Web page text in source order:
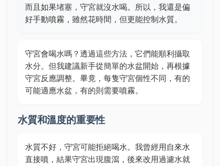
而且如果堵塞，守宮就沒水喝。所以，我還是偏
好手動噴霧，雖然花時間，但更能控制水質。
守宮會喝水嗎？透過這些方法，它們能順利攝取
水分。但我建議新手從簡單的水盆開始，再根據
守宮反應調整。畢竟，每隻守宮個性不同，有的
可能適應水盆，有的則需要噴霧。
水質和溫度的重要性
水質不好，守宮可能拒絕喝水。我曾經用自來水
直接噴，結果守宮出現腹瀉，後來改用過濾水就